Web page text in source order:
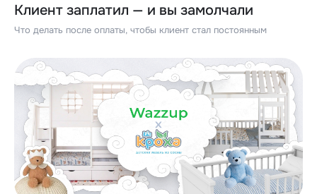
Клиент заплатил — и вы замолчали
Что делать после оплаты, чтобы клиент стал постоянным